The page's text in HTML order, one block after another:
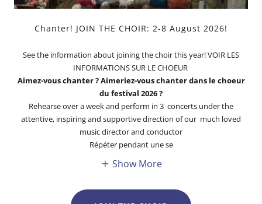
Chanter! JOIN THE CHOIR: 2-8 August 2026!
See the information about joining the choir this year! VOIR LES
INFORMATIONS SUR LE CHOEUR
Aimez-vous chanter ? Aimeriez-vous chanter dans le choeur
du festival 2026 ?
Rehearse over a week and perform in 3 concerts under the
attentive, inspiring and supportive direction of our much loved
music director and conductor
Répéter pendant une se
Show More